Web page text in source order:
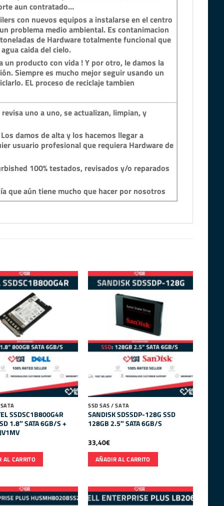
aun contratado…
con nuevos equipos a instalarse en el centro
problema medio ambiental. Es contanimacion
de Hardware totalmente funcional que
caida del cielo.
un producto con vida ! Y por otro, le damos la
Siempre es mucho mejor seguir usando un
EL proceso de reciclaje tambien
uno a uno, se actualizan, limpian, y
damos de alta y los hacemos llegar a
usuario profesional que requiera Hardware de
100% testados, revisados y/o reparados
que aún tiene mucho que hacer por nosotros
SSDSC1B800G4R
1.8″ SATA 6GB/S +
AL CARRITO
SSD SAS / SATA
SANDISK SDSSDP-128G SSD
128GB 2.5″ SATA 6GB/S
33,40€
AÑADIR AL CARRITO